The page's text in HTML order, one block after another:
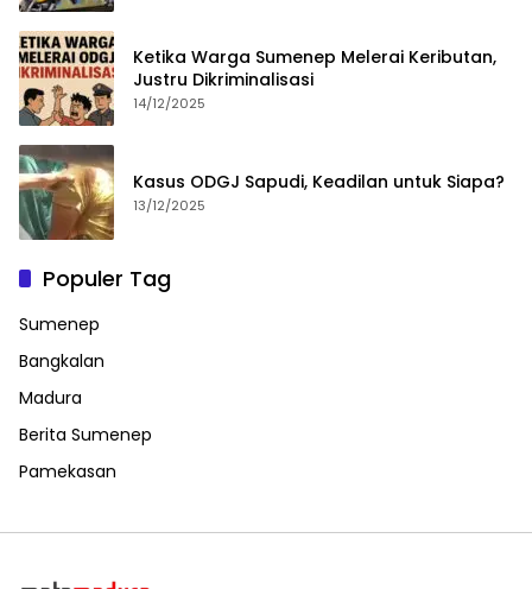
Ketika Warga Sumenep Melerai Keributan,
Justru Dikriminalisasi
14/12/2025
Kasus ODGJ Sapudi, Keadilan untuk Siapa?
13/12/2025
Populer Tag
Sumenep
Bangkalan
Madura
Berita Sumenep
Pamekasan